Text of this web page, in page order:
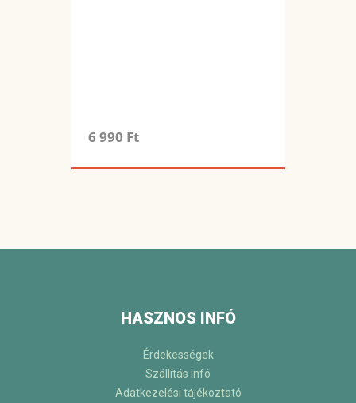
6 990 Ft
HASZNOS INFÓ
Érdekességek
Szállítás infó
Adatkezelési tájékoztató